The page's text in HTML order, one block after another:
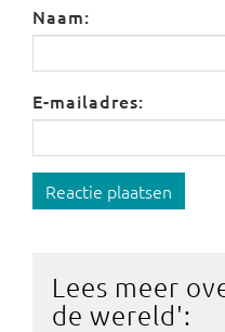
Naam:
E-mailadres:
Reactie plaatsen
Lees meer
de wereld':